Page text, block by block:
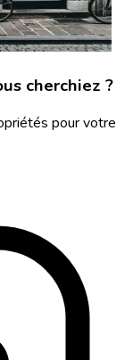
cherchiez ?
pour votre